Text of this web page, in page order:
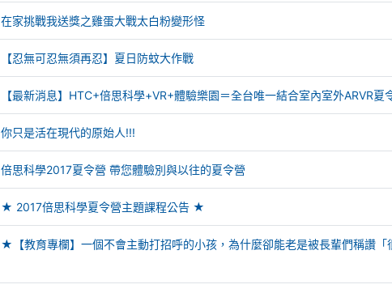
在家挑戰我送獎之雞蛋大戰太白粉變形怪
【忍無可忍無須再忍】夏日防蚊大作戰
【最新消息】HTC+倍思科學+VR+體驗樂園＝全台唯一結合室內室外ARVR夏
你只是活在現代的原始人!!!
倍思科學2017夏令營 帶您體驗別與以往的夏令營
★ 2017倍思科學夏令營主題課程公告 ★
★【教育專欄】一個不會主動打招呼的小孩，為什麼卻能老是被長輩們稱讚「